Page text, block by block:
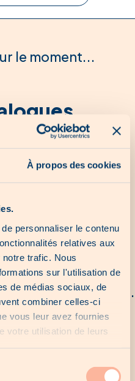
À propos des cookies
personnaliser le contenu
relatives aux
trafic. Nous
sur l'utilisation de
de médias sociaux, de
combiner celles-ci
vous leur avez fournies
votre utilisation de leurs
le moment...
le moment...
chances
pour le moment...
locales